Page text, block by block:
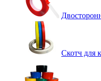
Скотч для